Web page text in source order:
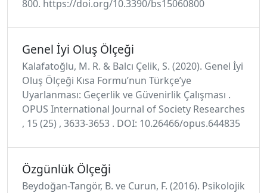
800. https://doi.org/10.3390/bs15060800
Genel İyi Oluş Ölçeği
Kalafatoğlu, M. R. & Balcı Çelik, S. (2020). Genel İyi
Oluş Ölçeği Kısa Formu’nun Türkçe’ye
Uyarlanması: Geçerlik ve Güvenirlik Çalışması .
OPUS International Journal of Society Researches
, 15 (25) , 3633-3653 . DOI: 10.26466/opus.644835
Özgünlük Ölçeği
Beydoğan-Tangör, B. ve Curun, F. (2016). Psikolojik